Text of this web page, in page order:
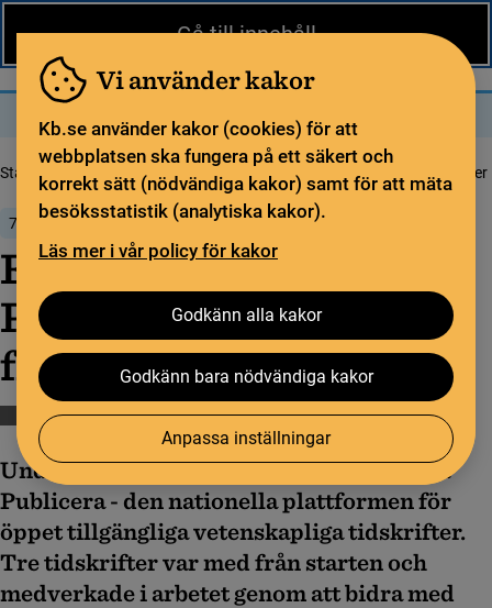
Gå till innehåll
Vi använder kakor
Kb.se använder kakor (cookies) för att
webbplatsen ska fungera på ett säkert och
korrekt sätt (nödvändiga kakor) samt för att mäta
besöksstatistik (analytiska kakor).
Läs mer i vår policy för kakor
Godkänn alla kakor
Godkänn bara nödvändiga kakor
Anpassa inställningar
Startsida Nytt från KB Första tidskrifterna på Publicera banar väg för fler
7 juli 2022
Första tidskrifterna på
Publicera banar väg för
fler
Öppen vetenskapPublicera
Under 2021 arbetade KB med att utveckla
Publicera - den nationella plattformen för
öppet tillgängliga vetenskapliga tidskrifter.
Tre tidskrifter var med från starten och
medverkade i arbetet genom att bidra med